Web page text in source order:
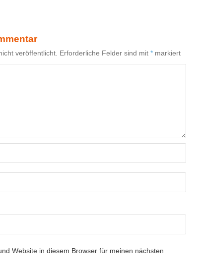
veröffentlicht. Erforderliche Felder sind mit * markiert
Website in diesem Browser für meinen nächsten